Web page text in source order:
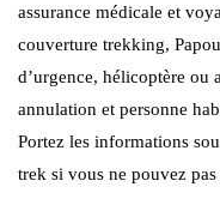
assurance médicale et
couverture trekking,
d’urgence, hélicoptère ou
annulation et personne
Portez les informations
trek si vous ne pouvez pas